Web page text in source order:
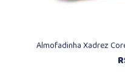
Almofadinha Xadrez